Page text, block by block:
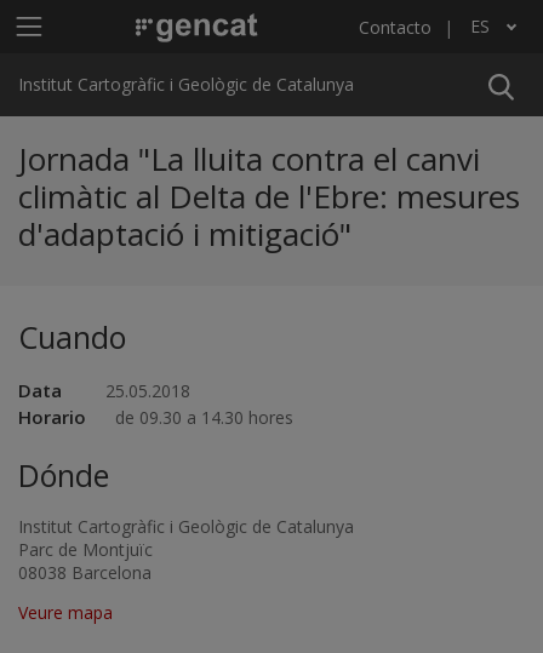
Menú principal ICGC Contacto ES
Lista adicional de acciones
Institut Cartogràfic i Geològic de Catalunya
Jornada "La lluita contra el canvi
climàtic al Delta de l'Ebre: mesures
d'adaptació i mitigació"
Cuando
Data 25.05.2018
Horario de 09.30 a 14.30 hores
Dónde
Institut Cartogràfic i Geològic de Catalunya
Parc de Montjuïc
08038 Barcelona
Veure mapa